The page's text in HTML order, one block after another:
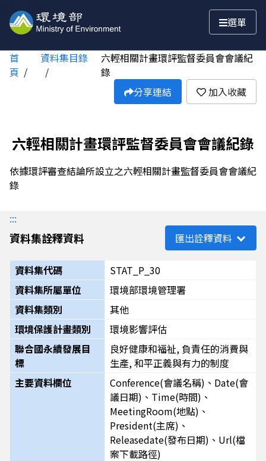
選單
首
頁
資料集目錄
六輕相關計畫環評監督委員會會議紀
錄
分享連結
加入收藏
六輕相關計畫環評監督委員會會議紀錄
依據環評審查結論所設立之六輕相關計畫監督委員會會議紀
錄
:::
資料集詮釋資料 匯出詮釋資料
資料集代碼
STAT_P_30
資料集所屬單位
環境部環境管理署
資料集類別
其他
環境保護計畫類別
環境影響評估
聯合國永續發展目
標
良好健康和福祉, 負責任的消費與
生產, 和平正義與有力的制度
主要資料欄位
Conference(會議名稱)、Date(會
議日期)、Time(時間)、
MeetingRoom(地點)、
President(主席)、
Releasedate(發布日期)、Url(檔
案下載路徑)